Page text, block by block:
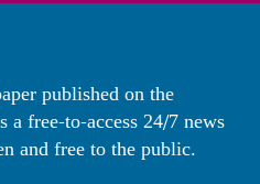
published on the
a free-to-access 24/7 news
and free to the public.